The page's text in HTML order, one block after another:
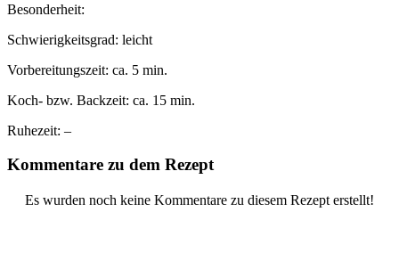
Besonderheit:
Schwierigkeitsgrad: leicht
Vorbereitungszeit: ca. 5 min.
Koch- bzw. Backzeit: ca. 15 min.
Ruhezeit: –
Kommentare zu dem Rezept
Es wurden noch keine Kommentare zu diesem Rezept erstellt!